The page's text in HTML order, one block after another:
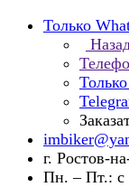
Только
г. Ростов-
Пн. – Пт.: с